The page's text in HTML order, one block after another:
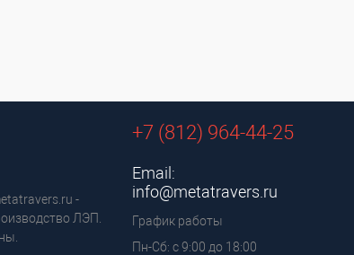
-
ЛЭП.
+7 (812) 964-44-25
Email:
info@metatravers.ru
График работы
Пн-Сб: с 9:00 до 18:00